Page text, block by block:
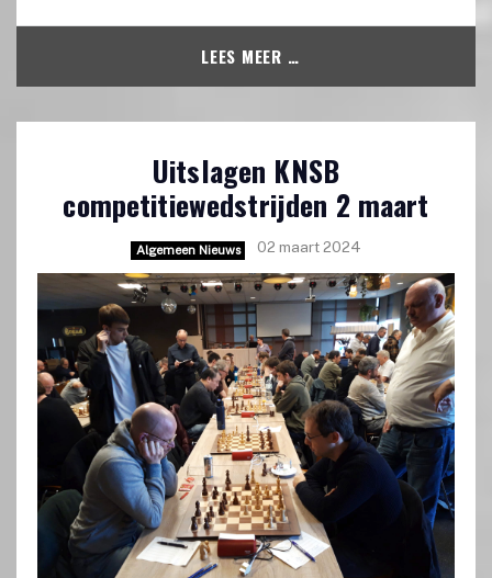
LEES MEER …
Uitslagen KNSB
competitiewedstrijden 2 maart
Algemeen Nieuws 02 maart 2024